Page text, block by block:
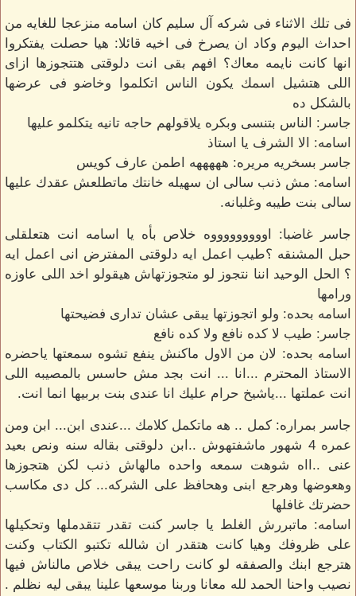
فى تلك الاثناء فى شركه آل سليم كان اسامه منزعجا للغايه من
احداث اليوم وكاد ان يصرخ فى اخيه قائلا: هيا حصلت يفتكروا
انها كانت نايمه معاك؟ افهم بقى انت دلوقتى هتتجوزها ازاى
اللى هتشيل اسمك يكون الناس اتكلموا وخاضو فى عرضها
بالشكل ده
جاسر: الناس بتنسى وبكره يلاقولهم حاجه تانيه يتكلمو عليها
اسامه: الا الشرف يا استاذ
جاسر بسخريه مريره: هههههه اطمن عارف كويس
اسامه: مش ذنب سالى ان سهيله خانتك ماتطلعش عقدك عليها
سالى بنت طيبه وغلبانه.
جاسر غاضبا: اوووووووووه خلاص بأه يا اسامه انت هتعلقلى
حبل المشنقه ؟طيب اعمل ايه دلوقتى المفترض انى اعمل ايه
؟ الحل الوحيد اننا نتجوز لو متجوزتهاش هيقولو اخد اللى عاوزه
ورامها
اسامه بحده: ولو اتجوزتها يبقى عشان تدارى فضيحتها
جاسر: طيب لا كده نافع ولا كده نافع
اسامه بحده: لان من الاول ماكنش ينفع تشوه سمعتها ياحضره
الاستاذ المحترم ...انا ... انت بجد مش حاسس بالمصيبه اللى
انت عملتها ...ياشيخ حرام عليك انا عندى بنت بربيها انما انت.
جاسر بمراره: كمل .. هه ماتكمل كلامك ...عندى ابن... ابن ومن
عمره 4 شهور ماشفتهوش ..ابن دلوقتى بقاله سنه ونص بعيد
عنى ..ااه شوهت سمعه واحده مالهاش ذنب لكن هتجوزها
وهعوضها وهرجع ابنى وهحافظ على الشركه... كل دى مكاسب
حضرتك غافلها
اسامه: ماتبررش الغلط يا جاسر كنت تقدر تتقدملها وتحكيلها
على ظروفك وهيا كانت هتقدر ان شالله تكتبو الكتاب وكنت
هترجع ابنك والصفقه لو كانت راحت يبقى خلاص مالناش فيها
نصيب واحنا الحمد لله معانا وربنا موسعها علينا يبقى ليه نظلم .